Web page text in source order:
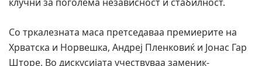
Со тркалезната маса претседаваа премиерите на
Хрватска и Норвешка, Андреј Пленковиќ и Јонас Гар
Шторе. Во дискусијата учествуваа заменик-